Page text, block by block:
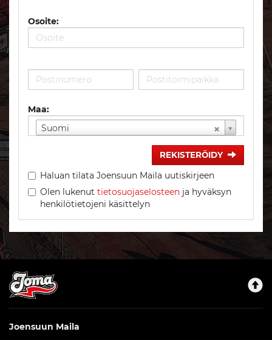
Osoite:
Maa:
Suomi
REKISTERÖIDY
Haluan tilata Joensuun Maila uutiskirjeen
Olen lukenut tietosuojaselosteen ja hyväksyn
henkilötietojeni käsittelyn
Joensuun Maila